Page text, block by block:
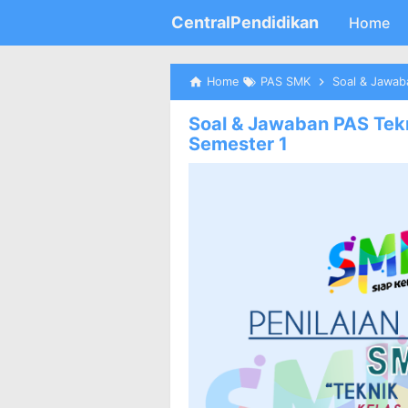
CentralPendidikan Home
Home PAS SMK Soal &
Soal & Jawaban PAS
Semester 1